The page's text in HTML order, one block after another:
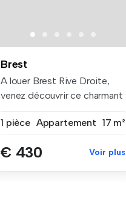
Brest
A louer Brest Rive Droite,
venez découvrir ce charmant
1 pièce Appartement 17 m²
€ 430 Voir plus